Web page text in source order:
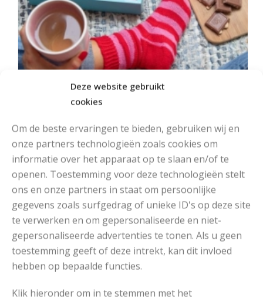
Deze website gebruikt
cookies
Om de beste ervaringen te bieden, gebruiken wij en
onze partners technologieën zoals cookies om
informatie over het apparaat op te slaan en/of te
openen. Toestemming voor deze technologieën stelt
ons en onze partners in staat om persoonlijke
gegevens zoals surfgedrag of unieke ID's op deze site
te verwerken en om gepersonaliseerde en niet-
gepersonaliseerde advertenties te tonen. Als u geen
toestemming geeft of deze intrekt, kan dit invloed
hebben op bepaalde functies.
Klik hieronder om in te stemmen met het
MOOIE DIKGESTREEPTE SOKKEN BREIEN VAN DURABLE GAREN